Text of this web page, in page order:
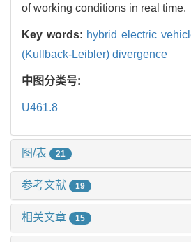
of working conditions in real time.
Key words: hybrid electric
(Kullback-Leibler) divergence
中图分类号:
U461.8
图/表 21
参考文献 19
相关文章 15